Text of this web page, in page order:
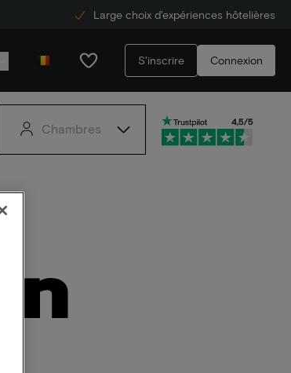
Large choix d'expériences hôtelières
S'inscrire Connexion
Chambres